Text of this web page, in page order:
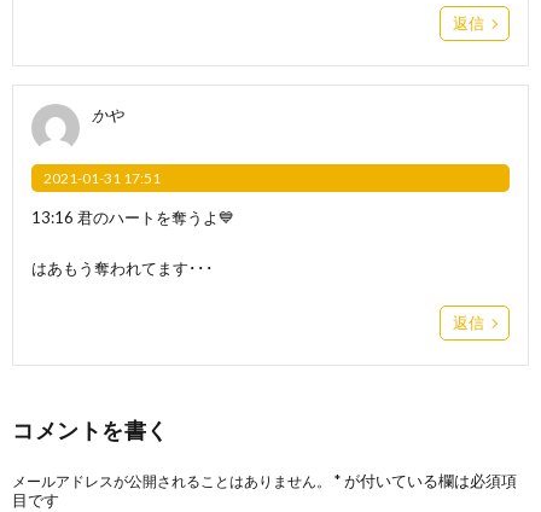
返信
かや
2021-01-31 17:51
13:16 君のハートを奪うよ💙
はあもう奪われてます･･･
返信
コメントを書く
メールアドレスが公開されることはありません。 *が付いている欄は必須項
目です